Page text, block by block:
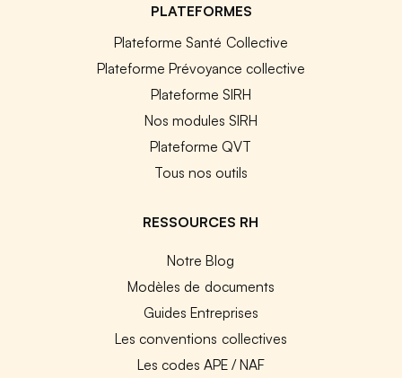
PLATEFORMES
Plateforme Santé Collective
Plateforme Prévoyance collective
Plateforme SIRH
Nos modules SIRH
Plateforme QVT
Tous nos outils
RESSOURCES RH
Notre Blog
Modèles de documents
Guides Entreprises
Les conventions collectives
Les codes APE / NAF